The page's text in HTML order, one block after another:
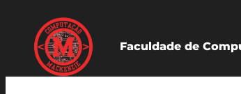
Faculdade de